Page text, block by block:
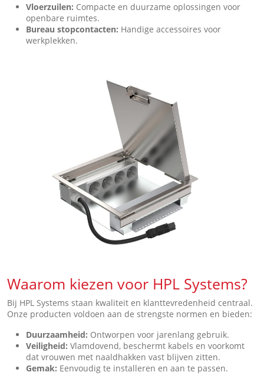
Vloerzuilen: Compacte en duurzame oplossingen voor
openbare ruimtes.
Bureau stopcontacten: Handige accessoires voor
werkplekken.
Waarom kiezen voor HPL Systems?
Bij HPL Systems staan kwaliteit en klanttevredenheid centraal.
Onze producten voldoen aan de strengste normen en bieden:
Duurzaamheid: Ontworpen voor jarenlang gebruik.
Veiligheid: Vlamdovend, beschermt kabels en voorkomt
dat vrouwen met naaldhakken vast blijven zitten.
Gemak: Eenvoudig te installeren en aan te passen.